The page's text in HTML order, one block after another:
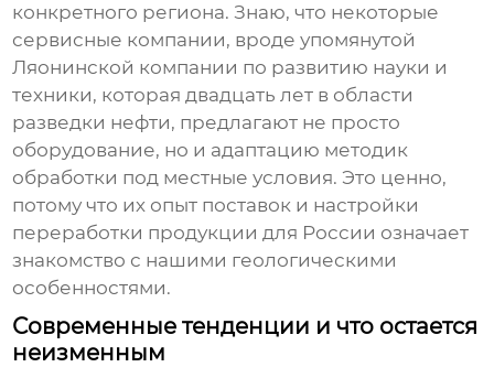
конкретного региона. Знаю, что некоторые
сервисные компании, вроде упомянутой
Ляонинской компании по развитию науки и
техники, которая двадцать лет в области
разведки нефти, предлагают не просто
оборудование, но и адаптацию методик
обработки под местные условия. Это ценно,
потому что их опыт поставок и настройки
переработки продукции для России означает
знакомство с нашими геологическими
особенностями.
Современные тенденции и что остается
неизменным